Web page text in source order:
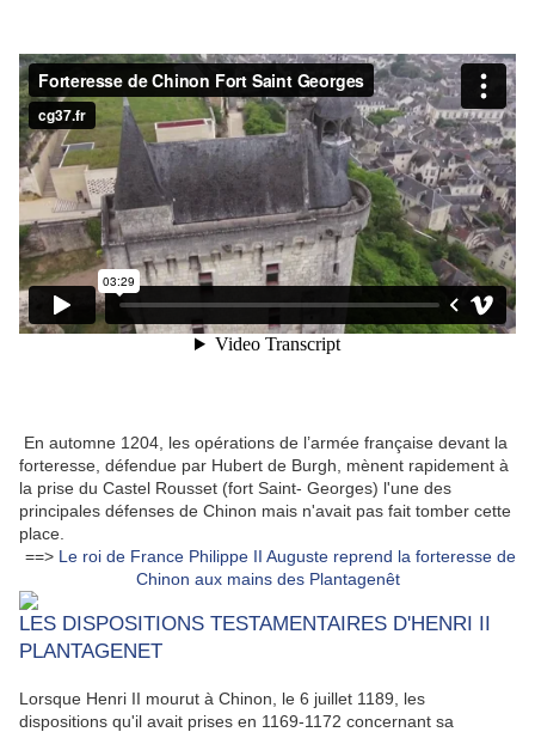
En automne 1204, les opérations de l’armée française devant la
forteresse, défendue par Hubert de Burgh, mènent rapidement à
la prise du Castel Rousset (fort Saint- Georges) l'une des
principales défenses de Chinon mais n'avait pas fait tomber cette
place.
==> Le roi de France Philippe II Auguste reprend la forteresse de
Chinon aux mains des Plantagenêt
LES DISPOSITIONS TESTAMENTAIRES D'HENRI II
PLANTAGENET
Lorsque Henri II mourut à Chinon, le 6 juillet 1189, les
dispositions qu'il avait prises en 1169-1172 concernant sa